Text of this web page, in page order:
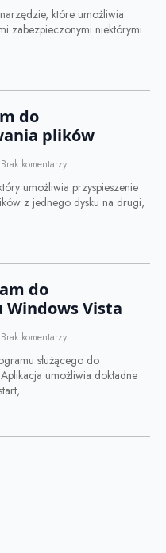
które umożliwia
zabezpieczonymi niektórymi
do
plików
Brak komentarzy
umożliwia przyspieszenie
z jednego dysku na drugi,
do
Vista
Brak komentarzy
służącego do
umożliwia dokładne